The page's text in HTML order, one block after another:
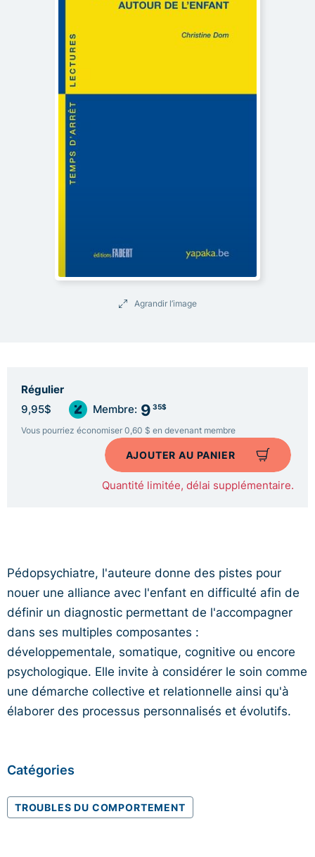
Agrandir l’image
Régulier
9,95$ Membre: 9 35$
Vous pourriez économiser 0,60 $ en devenant membre
AJOUTER AU PANIER
Quantité limitée, délai supplémentaire.
Pédopsychiatre, l'auteure donne des pistes pour
nouer une alliance avec l'enfant en difficulté afin de
définir un diagnostic permettant de l'accompagner
dans ses multiples composantes :
développementale, somatique, cognitive ou encore
psychologique. Elle invite à considérer le soin comme
une démarche collective et relationnelle ainsi qu'à
élaborer des processus personnalisés et évolutifs.
Catégories
TROUBLES DU COMPORTEMENT